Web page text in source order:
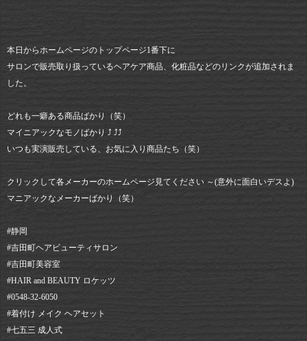
本日からホームページのトップページ1番下に
サロンで販売取り扱っているヘアケア商品、化粧品などのリンクが追加されま
した。
どれも一癖ある商品ばかり（笑）
マイニアックなモノばかり ⤴︎ ⤴︎⤴︎
いつも実演販売している、お気に入り商品たち（笑）
クリックして各メーカーのホームページ見てください ～(意外に面白いデスよ)
マニアックなメーカーばかり（笑）
#静岡⠀
#吉田町ヘアビューティサロン⠀
#吉田町美容室⠀
#HAIR and BEAUTY ロケッツ⠀
#0548-32-6050⠀
#着付け メイク ヘアセット⠀
#七五三 成人式⠀